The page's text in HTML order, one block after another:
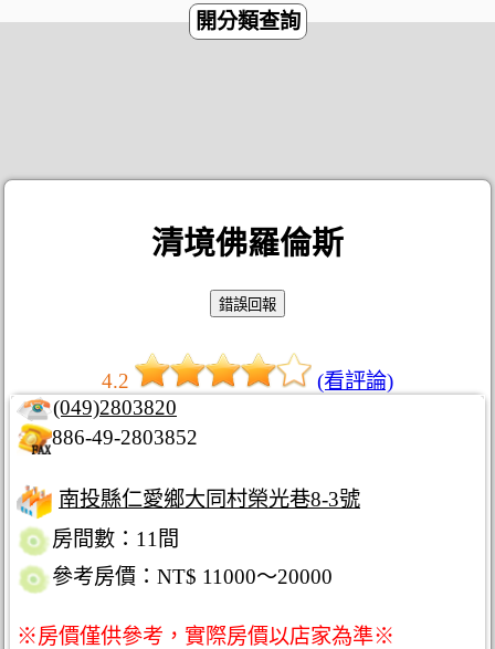
開分類查詢
清境佛羅倫斯
4.2
(看評論)
(049)2803820
886-49-2803852
南投縣仁愛鄉大同村榮光巷8-3號
房間數：11間
參考房價：NT$ 11000～20000
※房價僅供參考，實際房價以店家為準※